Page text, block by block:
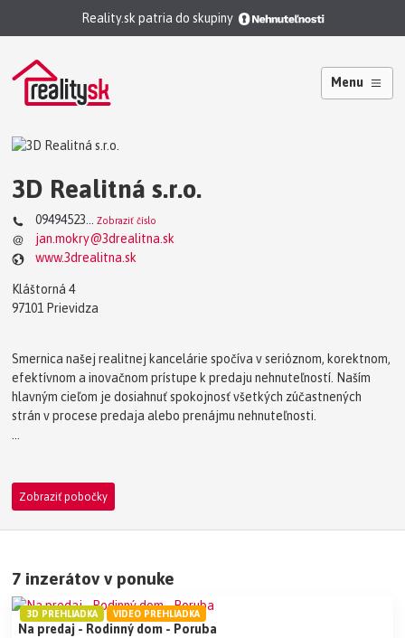
Reality.sk patria do skupiny
Menu
3D Realitná s.r.o.
09494523... Zobraziť číslo
jan.mokry@3drealitna.sk
www.3drealitna.sk
Kláštorná 4
97101 Prievidza
Smernica našej realitnej kancelárie spočíva v serióznom, korektnom,
efektívnom a inovačnom prístupe k predaju nehnuteľností. Naším
hlavným cieľom je dosiahnuť spokojnosť všetkých zúčastnených
strán v procese predaja alebo prenájmu nehnuteľnosti.
Zobraziť pobočky
7 inzerátov v ponuke
Na predaj - Rodinný dom - Poruba
3D PREHLIADKA VIDEO PREHLIADKA